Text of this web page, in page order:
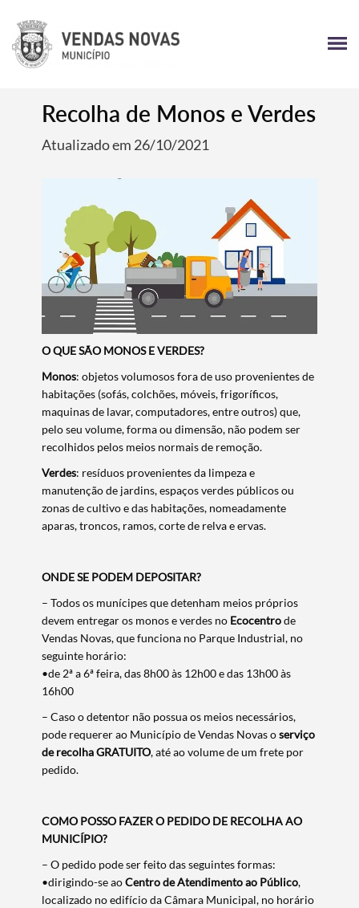
Recolha de Monos e Verdes
Atualizado em 26/10/2021
O QUE SÃO MONOS E VERDES?
Monos: objetos volumosos fora de uso provenientes de
habitações (sofás, colchões, móveis, frigoríficos,
maquinas de lavar, computadores, entre outros) que,
pelo seu volume, forma ou dimensão, não podem ser
recolhidos pelos meios normais de remoção.
Verdes: resíduos provenientes da limpeza e
manutenção de jardins, espaços verdes públicos ou
zonas de cultivo e das habitações, nomeadamente
aparas, troncos, ramos, corte de relva e ervas.
ONDE SE PODEM DEPOSITAR?
– Todos os munícipes que detenham meios próprios
devem entregar os monos e verdes no Ecocentrode
Vendas Novas, que funciona no Parque Industrial, no
seguinte horário:
•de 2ª a 6ª feira, das 8h00 às 12h00 e das 13h00 às
16h00
– Caso o detentor não possua os meios necessários,
pode requerer ao Município de Vendas Novas oserviço
de recolha GRATUITO, até ao volume de um frete por
pedido.
COMO POSSO FAZER O PEDIDO DE RECOLHA AO
MUNICÍPIO?
– O pedido pode ser feito das seguintes formas:
•dirigindo-se aoCentro de Atendimento ao Público,
localizado no edifício da Câmara Municipal, no horário